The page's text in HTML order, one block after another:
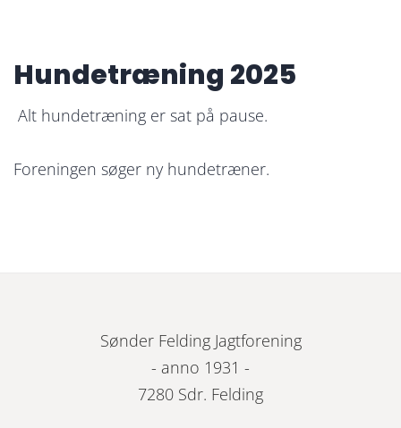
Hundetræning 2025
Alt hundetræning er sat på pause.
Foreningen søger ny hundetræner.
Sønder Felding Jagtforening
- anno 1931 -
7280 Sdr. Felding